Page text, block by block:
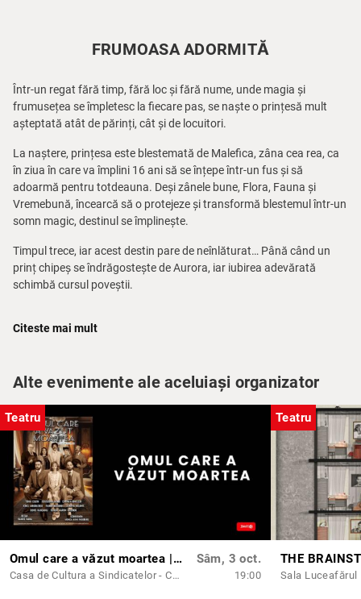
FRUMOASA ADORMITĂ
Într-un regat fără timp, fără loc și fără nume, unde magia și
frumusețea se împletesc la fiecare pas, se naște o prințesă mult
așteptată atât de părinți, cât și de locuitori.
La naștere, prințesa este blestemată de Malefica, zâna cea rea, ca
în ziua în care va împlini 16 ani să se înțepe într-un fus și să
adoarmă pentru totdeauna. Deși zânele bune, Flora, Fauna și
Vremebună, încearcă să o protejeze și transformă blestemul într-un
somn magic, destinul se împlinește.
Timpul trece, iar acest destin pare de neînlăturat… Până când un
prinț chipeș se îndrăgostește de Aurora, iar iubirea adevărată
schimbă cursul poveștii.
într-un spectacol plin de magie, muzică și dans,
Citeste mai mult
Alte evenimente ale aceluiași organizator
Teatru
Omul care a văzut moartea | CONSTANTA
Casa de Cultura a Sindicatelor - Constanta
Sâm, 3 oct.
19:00
Teatru
Sala Luceafărul